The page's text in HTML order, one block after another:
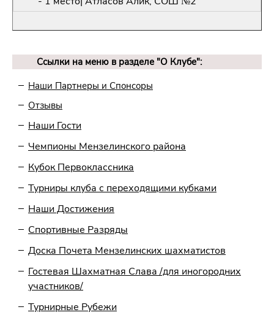
Ссылки на меню в разделе "О Клубе":
Наши Партнеры и Спонсоры
Отзывы
Наши Гости
Чемпионы Мензелинского района
Кубок Первоклассника
Турниры клуба с переходящими кубками
Наши Достижения
Спортивные Разряды
Доска Почета Мензелинских шахматистов
Гостевая Шахматная Слава /для иногородних
участников/
Турнирные Рубежи